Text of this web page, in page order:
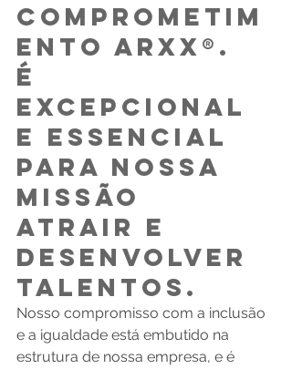
Comprometim
ento ARXX®.
É
excepcional
e essencial
para nossa
missão
atrair e
desenvolver
talentos.
Nosso compromisso com a inclusão
e a igualdade está embutido na
estrutura de nossa empresa, e é